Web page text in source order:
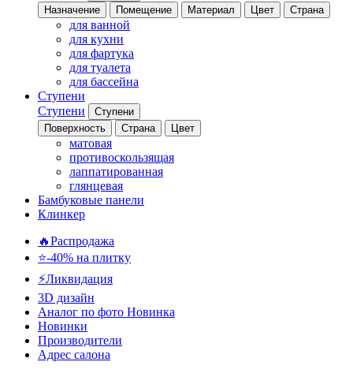
Назначение
Помещение Материал Цвет Страна
для ванной
для кухни
для фартука
для туалета
для бассейна
Ступени
Ступени
Ступени
Поверхность
Страна Цвет
матовая
противоскользящая
лаппатированная
глянцевая
Бамбуковые панели
Клинкер
🔥Распродажа
⭐-40% на плитку
⚡️Ликвидация
3D дизайн
Аналог по фото Новинка
Новинки
Производители
Адрес салона